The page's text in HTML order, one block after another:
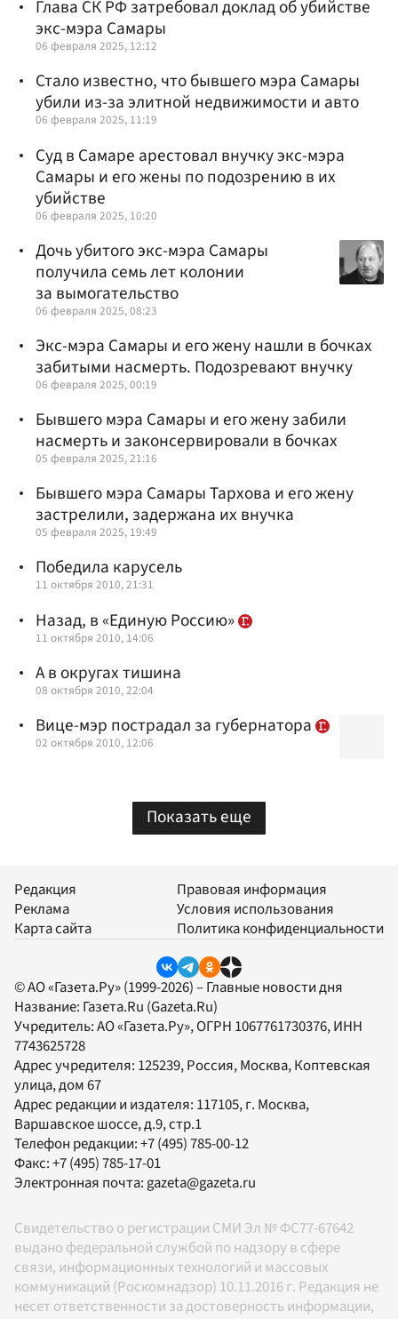
Глава СК РФ затребовал доклад об убийстве
экс-мэра Самары
06 февраля 2025, 12:12
Стало известно, что бывшего мэра Самары
убили из-за элитной недвижимости и авто
06 февраля 2025, 11:19
Суд в Самаре арестовал внучку экс-мэра
Самары и его жены по подозрению в их
убийстве
06 февраля 2025, 10:20
Дочь убитого экс-мэра Самары
получила семь лет колонии
за вымогательство
06 февраля 2025, 08:23
Экс-мэра Самары и его жену нашли в бочках
забитыми насмерть. Подозревают внучку
06 февраля 2025, 00:19
Бывшего мэра Самары и его жену забили
насмерть и законсервировали в бочках
05 февраля 2025, 21:16
Бывшего мэра Самары Тархова и его жену
застрелили, задержана их внучка
05 февраля 2025, 19:49
Победила карусель
11 октября 2010, 21:31
Назад, в «Единую Россию»
11 октября 2010, 14:06
А в округах тишина
08 октября 2010, 22:04
Вице-мэр пострадал за губернатора
02 октября 2010, 12:06
Показать еще
Редакция
Реклама
Карта сайта
Правовая информация
Условия использования
Политика конфиденциальности
© АО «Газета.Ру» (1999-2026) – Главные новости дня
Название: Газета.Ru (Gazeta.Ru)
Учредитель:АО «Газета.Ру», ОГРН 1067761730376, ИНН
7743625728
Адрес учредителя: 125239, Россия, Москва, Коптевская
улица, дом 67
Адрес редакции и издателя: 117105, г. Москва,
Варшавское шоссе, д.9, стр.1
Телефон редакции:+7 (495) 785-00-12
Факс:+7 (495) 785-17-01
Электронная почта:gazeta@gazeta.ru
Свидетельство о регистрации СМИ Эл № ФС77-67642
выдано федеральной службой по надзору в сфере
связи, информационных технологий и массовых
коммуникаций (Роскомнадзор) 10.11.2016 г. Редакция не
несет ответственности за достоверность информации,